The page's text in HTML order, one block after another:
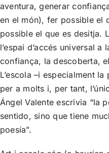
aventura, generar
en el món), fer possible el
possible el que es desitja.
l’espai d’accés universal a
confiança, la descoberta,
L’escola –i especialment
per a molts i, per tant,
Ángel Valente escrivia “la
sentido, sino que tiene
poesía”.